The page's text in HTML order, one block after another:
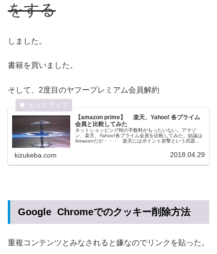
をする
しました。
書籍を買いました。
そして、2度目のヤフープレミアム会員解約
【amazon prime】 楽天、Yahoo! 各プライム
会員と比較してみた
ネットショッピング時の手数料がもったいない。アマゾ
ン、楽天、Yahoo!各プライム会員を比較してみた。結論は
Amazonだが・・・ 楽天にはポイント攻撃という武器も
た悪評高いヤフープレミアムの解約を実践してみた。
※「ヤフー・プレミアム」は3回ほど半年間の無料体験がで
kizukeba.com 2018.04.29
Google Chromeでのクッキー削除方法
重複コンテンツとみなされると嫌なのでリンクを貼った。